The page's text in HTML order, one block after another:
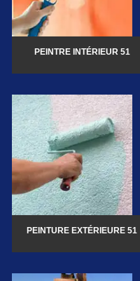
PEINTRE INTÉRIEUR 51
PEINTURE EXTÉRIEURE 51